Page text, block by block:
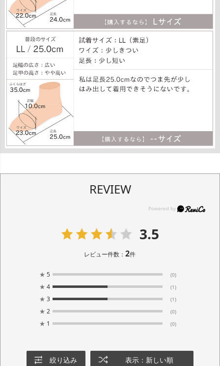
REVIEW
3.5
レビュー件数：2件
★ 5 (0)
★ 4 (1)
★ 3 (1)
★ 2 (0)
★ 1 (0)
絞り込み 表示：新しい順